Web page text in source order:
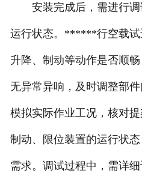
安装完成后，需进行调
运行状态。******行空载试
升降、制动等动作是否顺
无异常异响，及时调整部
模拟实际作业工况，核对
制动、限位装置的运行状
需求。调试过程中，需详